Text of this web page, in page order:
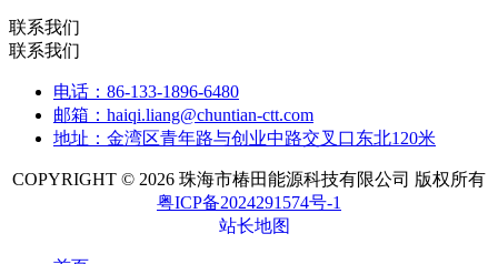
联系我们
联系我们
电话：86-133-1896-6480
邮箱：haiqi.liang@chuntian-ctt.com
地址：金湾区青年路与创业中路交叉口东北120米
COPYRIGHT © 2026 珠海市椿田能源科技有限公司 版权所有
粤ICP备2024291574号-1
站长地图